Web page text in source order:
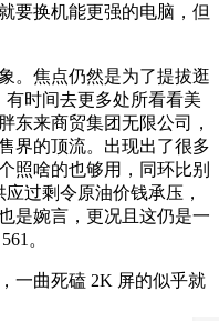
要换机能更强的电脑，但
焦点仍然是为了提拔逛
有时间去更多处所看看美
东来商贸集团无限公司，
界的顶流。出现出了很多
照啥的也够用，同环比别
过剩令原油价钱承压，
是婉言，更况且这仍是一
。
曲死磕 2K 屏的似乎就